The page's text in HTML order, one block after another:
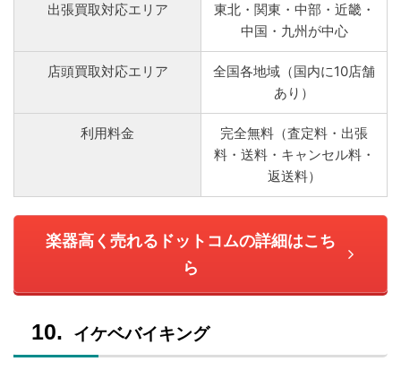
出張買取対応エリア
東北・関東・中部・近畿・
中国・九州が中心
店頭買取対応エリア
全国各地域（国内に10店舗
あり）
利用料金
完全無料（査定料・出張
料・送料・キャンセル料・
返送料）
楽器高く売れるドットコムの詳細はこち
ら
イケベバイキング